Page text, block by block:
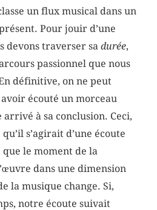
un flux musical dans un
Pour jouir d’une
devons traverser sadurée,
passionnel que nous
définitive, on ne peut
écouté un morceau
arrivé à sa conclusion. Ceci,
s’agirait d’une écoute
le moment de la
dans une dimension
la musique change. Si,
notre écoute suivait